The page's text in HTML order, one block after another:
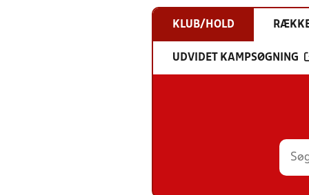
KLUB/HOLD
UDVIDET KAMPSØGNING